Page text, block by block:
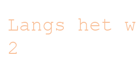
Langs het
2